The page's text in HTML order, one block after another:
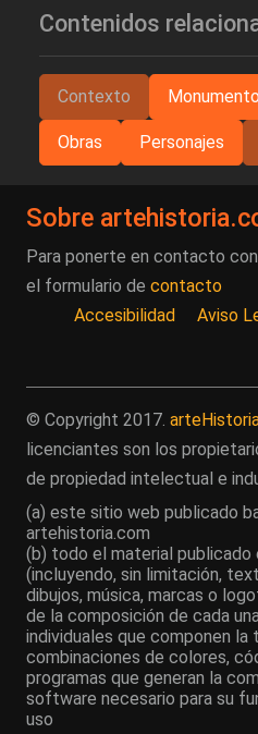
Contenidos
Contexto
Obras Personajes
Sobre
Para ponerte en contacto
el formulario de contacto
Accesibilidad
Aviso
© Copyright 2017.
licenciantes son los
de propiedad intelectual e
(a) este sitio web publicado
artehistoria.com
(b) todo el material publicado
(incluyendo, sin limitación,
dibujos, música, marcas o
de la composición de cada
individuales que componen
combinaciones de colores,
programas que generan la
software necesario para su
uso